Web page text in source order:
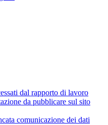
dal rapporto di lavoro
da pubblicare sul sito
comunicazione dei dati